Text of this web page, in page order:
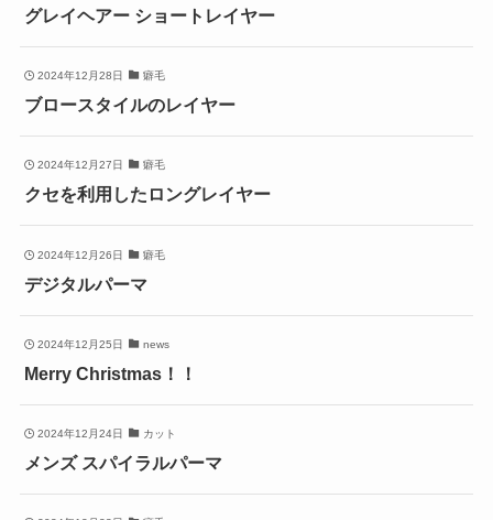
グレイヘアー ショートレイヤー
2024年12月28日 癖毛
ブロースタイルのレイヤー
2024年12月27日 癖毛
クセを利用したロングレイヤー
2024年12月26日 癖毛
デジタルパーマ
2024年12月25日 news
Merry Christmas！！
2024年12月24日 カット
メンズ スパイラルパーマ